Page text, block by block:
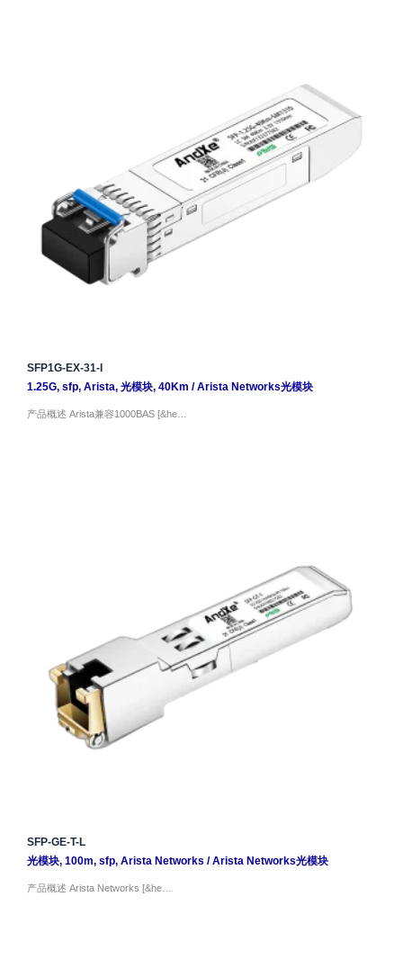
SFP1G-EX-31-I
1.25G, sfp, Arista, 光模块, 40Km /Arista Networks光模块
产品概述 Arista兼容1000BAS [&he…
SFP-GE-T-L
光模块, 100m, sfp, Arista Networks /Arista Networks光模块
产品概述 Arista Networks [&he…